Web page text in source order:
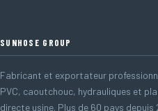
SUNHOSE GROUP
Fabricant et exportateur
PVC, caoutchouc, hydrauliques et
directe usine. Plus de 60 pays depuis